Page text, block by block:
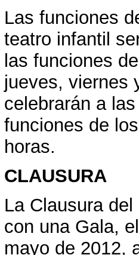
Las funciones
teatro infantil
las funciones de
jueves, viernes
celebrarán a
funciones de
horas.
CLAUSURA
La Clausura
con una Gala,
mayo de 2012,